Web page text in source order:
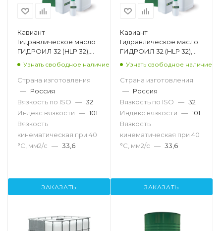
Кавиант
Гидравлическое масло
ГИДРОИЛ 32 (HLP 32),
205л
Узнать свободное наличие
Страна изготовления
— Россия
Вязкость по ISO — 32
Индекс вязкости — 101
Вязкость
кинематическая при 40
°С, мм2/с — 33,6
ЗАКАЗАТЬ
Кавиант
Гидравлическое масло
ГИДРОИЛ 32 (HLP 32),
20лУзнать свободное наличие
Страна изготовления
— Россия
Вязкость по ISO — 32
Индекс вязкости — 101
Вязкость
кинематическая при 40
°С, мм2/с — 33,6
ЗАКАЗАТЬ